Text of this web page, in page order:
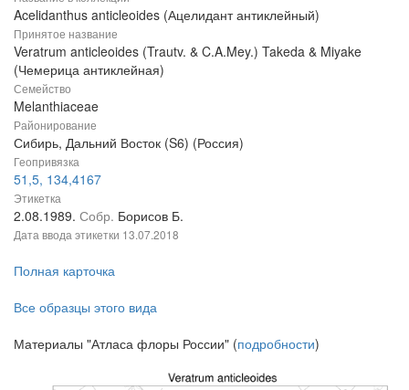
Acelidanthus anticleoides (Ацелидант антиклейный)
Принятое название
Veratrum anticleoides (Trautv. & C.A.Mey.) Takeda & Miyake
(Чемерица антиклейная)
Семейство
Melanthiaceae
Районирование
Сибирь, Дальний Восток (S6) (Россия)
Геопривязка
51,5, 134,4167
Этикетка
2.08.1989. Собр. Борисов Б.
Дата ввода этикетки 13.07.2018
Полная карточка
Все образцы этого вида
Материалы "Атласа флоры России" (подробности)